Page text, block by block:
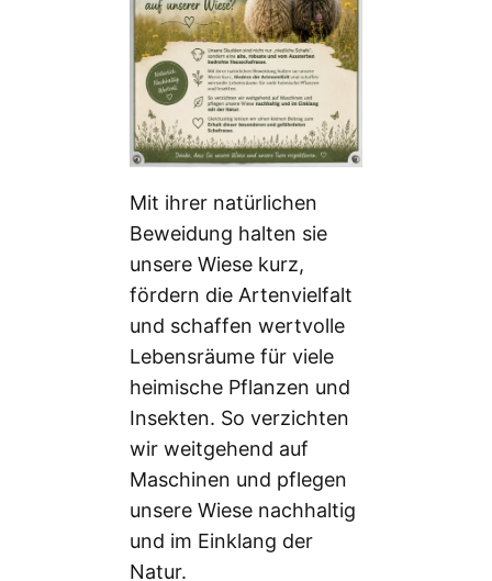
Mit ihrer natürlichen
Beweidung halten sie
unsere Wiese kurz,
fördern die Artenvielfalt
und schaffen wertvolle
Lebensräume für viele
heimische Pflanzen und
Insekten. So verzichten
wir weitgehend auf
Maschinen und pflegen
unsere Wiese nachhaltig
und im Einklang der
Natur.